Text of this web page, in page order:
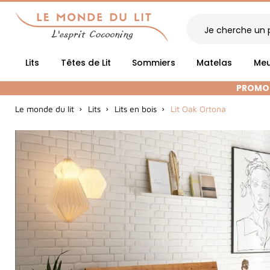
Lits Têtes de Lit Sommiers Matelas
Le monde du lit Lits Lits en bois Lit Oak Ortona